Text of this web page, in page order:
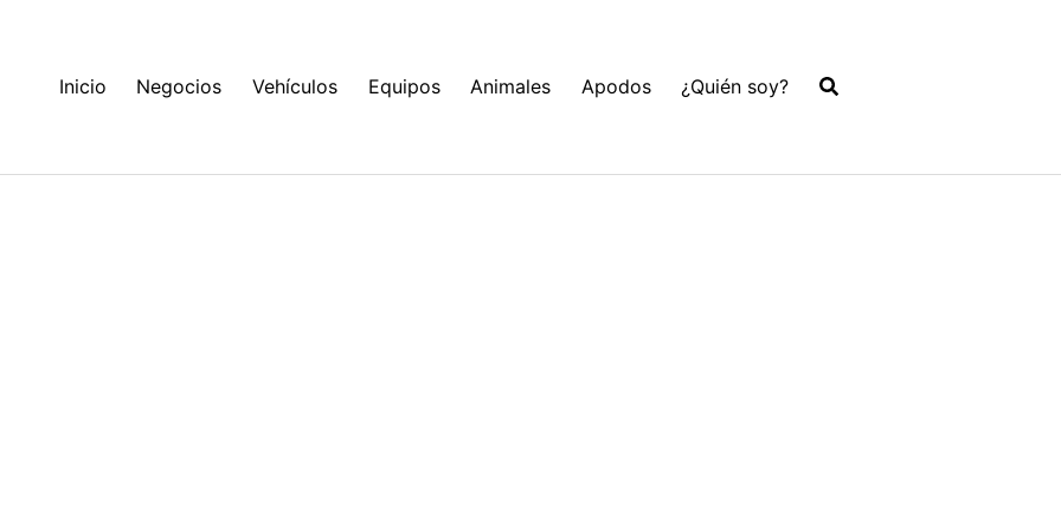
Inicio Negocios Vehículos Equipos Animales Apodos ¿Quién soy?